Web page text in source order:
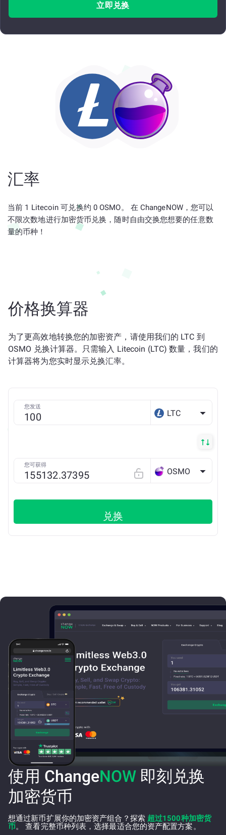
立即兑换
汇率
当前 1 Litecoin 可兑换约 0 OSMO。 在 ChangeNOW，您可以
不限次数地进行加密货币兑换，随时自由交换您想要的任意数
量的币种！
价格换算器
为了更高效地转换您的加密资产，请使用我们的 LTC 到
OSMO 兑换计算器。只需输入 Litecoin (LTC) 数量，我们的
计算器将为您实时显示兑换汇率。
您发送
LTC
您可获得
OSMO
兑换
使用 ChangeNOW 即刻兑换
加密货币
想通过新币扩展你的加密资产组合？探索 超过1500种加密货
币。 查看完整币种列表，选择最适合您的资产配置方案。